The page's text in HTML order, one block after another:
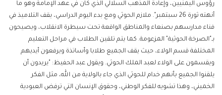
رؤوس اليمنيين، وإعادة المذهب السلالي الذي كان في عهد الإمامة وهو ما
أنهته ثورة 26 سبتمبر". ملازم الحوثي ومع بدء اليوم الدراسي، يقف التلاميذ في
فناء مدارسهم بصنعاء والمناطق الواقعة تحت سيطرة الانقلاب، ويصيحون
بـ"الصرخة الحوثية" المزعومة. كما يتم تلقين الطلاب في مراحل التعليم
المختلفة قسم الولاء، حيث يقف الجميع طلابا وأساتذة ويرفعون أيديهم
ويقسمون على الولاء لعبد الملك الحوثي. ويقول عبد الحفيظ: "يريدون أن
يلقنوا الجميع بأنهم خدام للحوثي الذي جاء بالولاية من الله، مثل الفكر
الخميني، وهذا تشويه للفكر الوطني، وحقوق الإنسان التي ترفض العبودية